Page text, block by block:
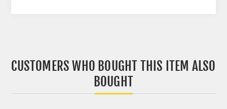
CUSTOMERS WHO BOUGHT THIS ITEM ALSO
BOUGHT